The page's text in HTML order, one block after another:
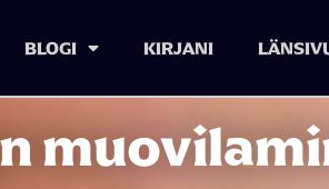
BLOGI KIRJANI